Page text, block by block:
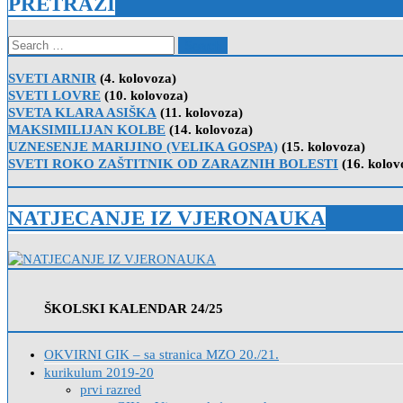
Search
for:
SVETI ARNIR (4. kolovoza)
SVETI LOVRE (10. kolovoza)
SVETA KLARA ASIŠKA (11. kolovoza)
MAKSIMILIJAN KOLBE (14. kolovoza)
UZNESENJE MARIJINO (VELIKA GOSPA) (15. kolovoza)
SVETI ROKO ZAŠTITNIK OD ZARAZNIH BOLESTI (16.
NATJECANJE IZ VJERONAUKA
ŠKOLSKI KALENDAR 24/25
OKVIRNI GIK – sa stranica MZO 20./21.
kurikulum 2019-20
prvi razred